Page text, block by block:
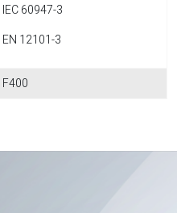
IEC 60947-3
EN 12101-3
F400